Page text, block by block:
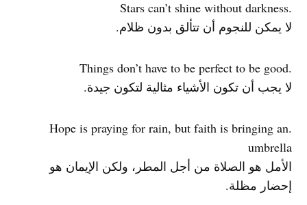
.Stars can’t shine without darkness
لا يمكن للنجوم أن تتألق بدون ظلام.
.Things don’t have to be perfect to be good
لا يجب أن تكون الأشياء مثالية لتكون جيدة.
.Hope is praying for rain, but faith is bringing an
umbrella
الأمل هو الصلاة من أجل المطر، ولكن الإيمان هو
إحضار مظلة.